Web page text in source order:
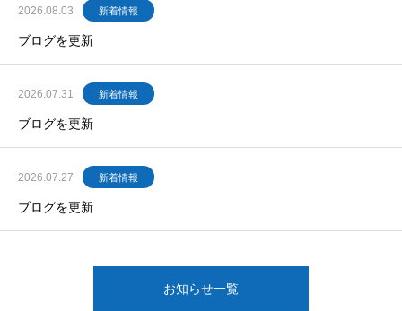
2026.08.03 新着情報
ブログを更新
2026.07.31 新着情報
ブログを更新
2026.07.27 新着情報
ブログを更新
お知らせ一覧